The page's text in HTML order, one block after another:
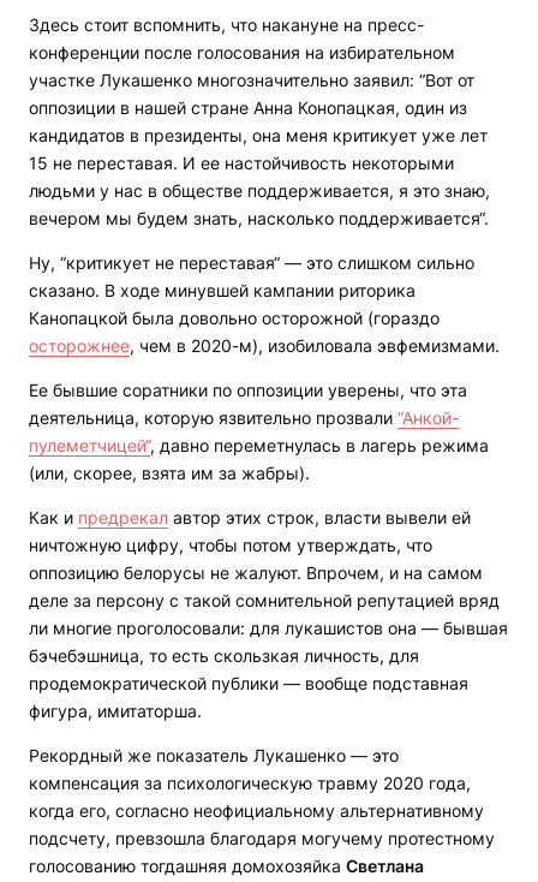
Здесь стоит вспомнить, что накануне на пресс-
конференции после голосования на избирательном
участке Лукашенко многозначительно заявил: “Вот от
оппозиции в нашей стране Анна Конопацкая, один из
кандидатов в президенты, она меня критикует уже лет
15 не переставая. И ее настойчивость некоторыми
людьми у нас в обществе поддерживается, я это знаю,
вечером мы будем знать, насколько поддерживается“.
Ну, “критикует не переставая“ — это слишком сильно
сказано. В ходе минувшей кампании риторика
Канопацкой была довольно осторожной (гораздо
осторожнее, чем в 2020-м), изобиловала эвфемизмами.
Ее бывшие соратники по оппозиции уверены, что эта
деятельница, которую язвительно прозвали “Анкой-
пулеметчицей“, давно переметнулась в лагерь режима
(или, скорее, взята им за жабры).
Как и предрекал автор этих строк, власти вывели ей
ничтожную цифру, чтобы потом утверждать, что
оппозицию белорусы не жалуют. Впрочем, и на самом
деле за персону с такой сомнительной репутацией вряд
ли многие проголосовали: для лукашистов она — бывшая
бэчебэшница, то есть скользкая личность, для
продемократической публики — вообще подставная
фигура, имитаторша.
Рекордный же показатель Лукашенко — это
компенсация за психологическую травму 2020 года,
когда его, согласно неофициальному альтернативному
подсчету, превзошла благодаря могучему протестному
голосованию тогдашняя домохозяйка Светлана